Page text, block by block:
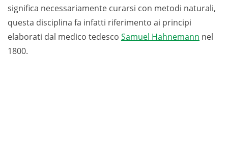
significa necessariamente curarsi con metodi naturali,
questa disciplina fa infatti riferimento ai principi
elaborati dal medico tedesco Samuel Hahnemann nel
1800.